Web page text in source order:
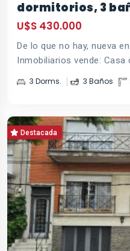
dormitorios, 3
U$S 430.000
De lo que no hay, nueva
Inmobiliarios vende: Casa
3 Dorms. 3 Baños
Destacada